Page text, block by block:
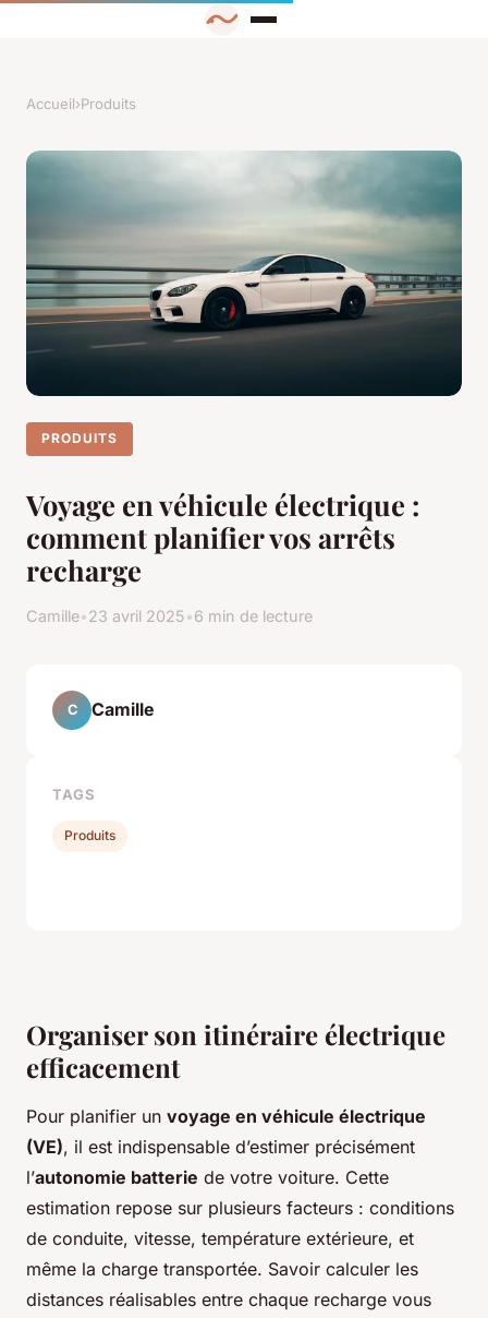
Accueil›Produits
PRODUITS
Voyage en véhicule électrique :
comment planifier vos arrêts
recharge
Camille•23 avril 2025•6 min de lecture
Organiser son itinéraire électrique
efficacement
Pour planifier un voyage en véhicule électrique
(VE), il est indispensable d’estimer précisément
l’autonomie batterie de votre voiture. Cette
estimation repose sur plusieurs facteurs : conditions
de conduite, vitesse, température extérieure, et
même la charge transportée. Savoir calculer les
distances réalisables entre chaque recharge vous
C Camille
TAGS
Produits